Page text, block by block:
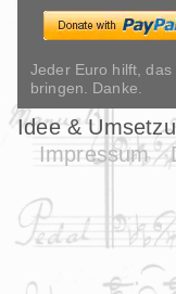
Jeder Euro hilft,
bringen. Danke.
Idee &
Impressum